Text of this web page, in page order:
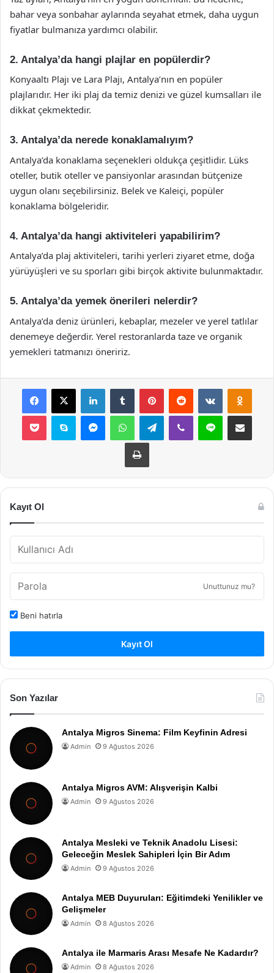
bahar veya sonbahar aylarında seyahat etmek, daha uygun
fiyatlar bulmanıza yardımcı olabilir.
2. Antalya’da hangi plajlar en popülerdir?
Konyaaltı Plajı ve Lara Plajı, Antalya’nın en popüler
plajlarıdır. Her iki plaj da temiz denizi ve güzel kumsalları ile
dikkat çekmektedir.
3. Antalya’da nerede konaklamalıyım?
Antalya’da konaklama seçenekleri oldukça çeşitlidir. Lüks
oteller, butik oteller ve pansiyonlar arasından bütçenize
uygun olanı seçebilirsiniz. Belek ve Kaleiçi, popüler
konaklama bölgeleridir.
4. Antalya’da hangi aktiviteleri yapabilirim?
Antalya’da plaj aktiviteleri, tarihi yerleri ziyaret etme, doğa
yürüyüşleri ve su sporları gibi birçok aktivite bulunmaktadır.
5. Antalya’da yemek önerileri nelerdir?
Antalya’da deniz ürünleri, kebaplar, mezeler ve yerel tatlılar
denemeye değerdir. Yerel restoranlarda taze ve organik
yemekleri tatmanızı öneririz.
Facebook
X LinkedInTumblr PinterestReddit VKontakte
Pocket Skype MessengerWhatsAppTelegramViber Line E-Posta ile
Yazdır
Kayıt Ol
Unuttunuz mu?
Beni hatırla
Kayıt Ol
Son Yazılar
Antalya Migros Sinema: Film Keyfinin Adresi
Admin 9 Ağustos 2026
Antalya Migros AVM: Alışverişin Kalbi
Admin 9 Ağustos 2026
Antalya Mesleki ve Teknik Anadolu Lisesi:
Geleceğin Meslek Sahipleri İçin Bir Adım
Admin 9 Ağustos 2026
Antalya MEB Duyuruları: Eğitimdeki Yenilikler ve
Gelişmeler
Admin 8 Ağustos 2026
Antalya ile Marmaris Arası Mesafe Ne Kadardır?
Admin 8 Ağustos 2026